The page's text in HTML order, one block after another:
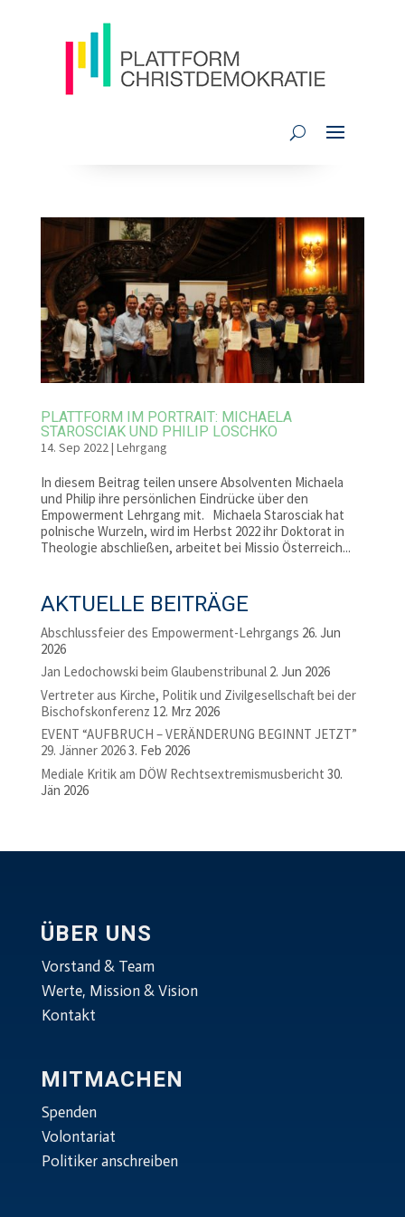
PLATTFORM IM PORTRAIT: MICHAELA
STAROSCIAK UND PHILIP LOSCHKO
14. Sep 2022| Lehrgang
In diesem Beitrag teilen unsere Absolventen Michaela
und Philip ihre persönlichen Eindrücke über den
Empowerment Lehrgang mit. Michaela Starosciak hat
polnische Wurzeln, wird im Herbst 2022 ihr Doktorat in
Theologie abschließen, arbeitet bei Missio Österreich...
AKTUELLE BEITRÄGE
Abschlussfeier des Empowerment-Lehrgangs 26. Jun
2026
Jan Ledochowski beim Glaubenstribunal 2. Jun 2026
Vertreter aus Kirche, Politik und Zivilgesellschaft bei der
Bischofskonferenz 12. Mrz 2026
EVENT “AUFBRUCH – VERÄNDERUNG BEGINNT JETZT”
29. Jänner 20263. Feb 2026
Mediale Kritik am DÖW Rechtsextremismusbericht 30.
Jän 2026
ÜBER UNS
Vorstand & Team
Werte, Mission & Vision
Kontakt
MITMACHEN
Spenden
Volontariat
Politiker anschreiben